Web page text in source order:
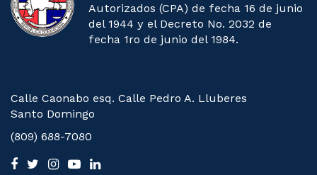
Autorizados (CPA) de fecha 16 de junio
del 1944 y el Decreto No. 2032 de
fecha 1ro de junio del 1984.
Calle Caonabo esq. Calle Pedro A. Lluberes
Santo Domingo
(809) 688-7080